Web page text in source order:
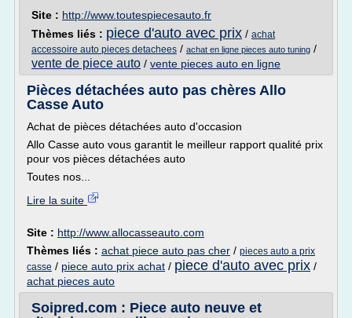
Site : http://www.toutespiecesauto.fr
Thèmes liés : piece d'auto avec prix / achat
accessoire auto pieces detachees / achat en ligne pieces auto tuning /
vente de piece auto / vente pieces auto en ligne
Pièces détachées auto pas chères Allo
Casse Auto
Achat de pièces détachées auto d'occasion
Allo Casse auto vous garantit le meilleur rapport qualité prix
pour vos pièces détachées auto
Toutes nos...
Lire la suite
Site : http://www.allocasseauto.com
Thèmes liés : achat piece auto pas cher / pieces auto a prix
casse / piece auto prix achat / piece d'auto avec prix /
achat pieces auto
Soipred.com : Piece auto neuve et